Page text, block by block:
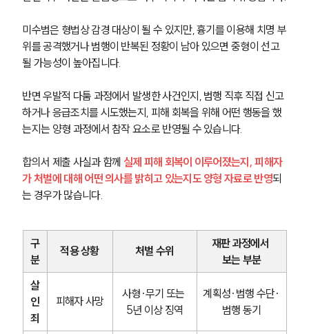
미수범은 형법상 감경 대상이 될 수 있지만, 흉기를 이용해 치명 부
위를 공격했거나 범행이 반복된 정황이 남아 있으면 중형이 선고
될 가능성이 높아집니다.
반면 우발적 다툼 과정에서 발생한 사건인지, 범행 직후 직접 신고
하거나 응급조치를 시도했는지, 피해 회복을 위해 어떤 행동을 했
는지는 양형 과정에서 참작 요소로 반영될 수 있습니다.
합의서 제출 사실과 함께 실제 피해 회복이 이루어졌는지, 피해자
가 처벌에 대해 어떤 의사를 밝히고 있는지도 양형 자료로 반영되
는 경우가 많습니다.
구
분
적용 상황 처벌 수위
재판 과정에서
보는 부분
살
인
죄
피해자 사망
사형·무기 또는
5년 이상 징역
계획성·범행 수단·
범행 동기